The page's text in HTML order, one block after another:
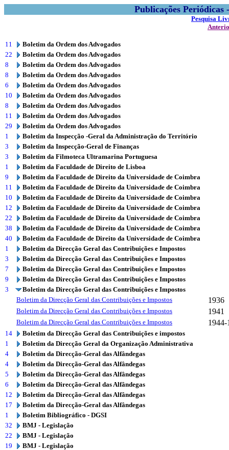
Publicações
Pesquisa
11
Boletim da Ordem dos Advogados
22
Boletim da Ordem dos Advogados
8
Boletim da Ordem dos Advogados
8
Boletim da Ordem dos Advogados
6
Boletim da Ordem dos Advogados
10
Boletim da Ordem dos Advogados
8
Boletim da Ordem dos Advogados
11
Boletim da Ordem dos Advogados
29
Boletim da Ordem dos Advogados
1
Boletim da Inspecção -Geral da Administração do Território
3
Boletim da Inspecção-Geral de Finanças
3
Boletim da Filmoteca Ultramarina Portuguesa
1
Boletim da Faculdade de Direito de Lisboa
9
Boletim da Faculdade de Direito da Universidade de Coimbra
11
Boletim da Faculdade de Direito da Universidade de Coimbra
10
Boletim da Faculdade de Direito da Universidade de Coimbra
12
Boletim da Faculdade de Direito da Universidade de Coimbra
22
Boletim da Faculdade de Direito da Universidade de Coimbra
38
Boletim da Faculdade de Direito da Universidade de Coimbra
40
Boletim da Faculdade de Direito da Universidade de Coimbra
1
Boletim da Direcção Geral das Contribuições e Impostos
3
Boletim da Direcção Geral das Contribuições e Impostos
7
Boletim da Direcção Geral das Contribuições e Impostos
9
Boletim da Direcção Geral das Contribuições e Impostos
3
Boletim da Direcção Geral das Contribuições e Impostos
Boletim da Direcção Geral das Contribuições e Impostos
1936
Boletim da Direcção Geral das Contribuições e Impostos 1941
Boletim da Direcção Geral das Contribuições e Impostos 1944-
14
Boletim da Direcção Geral das Contribuições e impostos
1
Boletim da Direcção Geral da Organização Administrativa
4
Boletim da Direcção-Geral das Alfândegas
4
Boletim da Direcção-Geral das Alfândegas
5
Boletim da Direcção-Geral das Alfândegas
6
Boletim da Direcção-Geral das Alfândegas
12
Boletim da Direcção-Geral das Alfândegas
17
Boletim da Direcção-Geral das Alfândegas
1
Boletim Bibliográfico - DGSI
32
BMJ - Legislação
22
BMJ - Legislação
19
BMJ - Legislação